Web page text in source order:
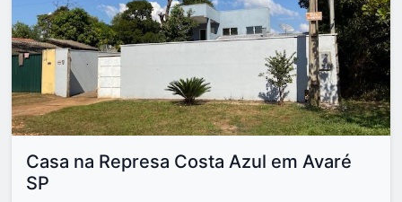
Casa na Represa Costa Azul em Avaré
SP